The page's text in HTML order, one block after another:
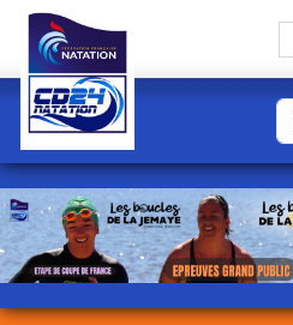
Panneau de gestion des cookies